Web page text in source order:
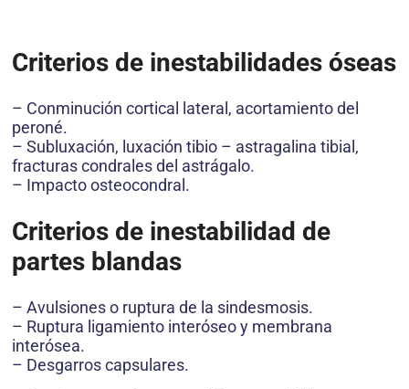
Criterios de inestabilidades óseas
– Conminución cortical lateral, acortamiento del
peroné.
– Subluxación, luxación tibio – astragalina tibial,
fracturas condrales del astrágalo.
– Impacto osteocondral.
Criterios de inestabilidad de
partes blandas
– Avulsiones o ruptura de la sindesmosis.
– Ruptura ligamiento interóseo y membrana
interósea.
– Desgarros capsulares.